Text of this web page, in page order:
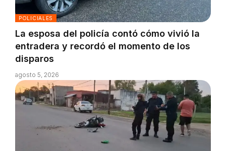
POLICIALES
La esposa del policía contó cómo vivió la
entradera y recordó el momento de los
disparos
agosto 5, 2026